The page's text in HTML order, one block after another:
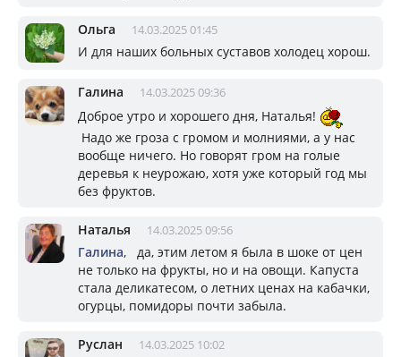
Ольга 14.03.2025 01:45
И для наших больных суставов холодец хорош.
Галина 14.03.2025 09:36
Доброе утро и хорошего дня, Наталья!
Надо же гроза с громом и молниями, а у нас
вообще ничего. Но говорят гром на голые
деревья к неурожаю, хотя уже который год мы
без фруктов.
Наталья 14.03.2025 09:56
Галина, да, этим летом я была в шоке от цен
не только на фрукты, но и на овощи. Капуста
стала деликатесом, о летних ценах на кабачки,
огурцы, помидоры почти забыла.
Руслан 14.03.2025 10:02